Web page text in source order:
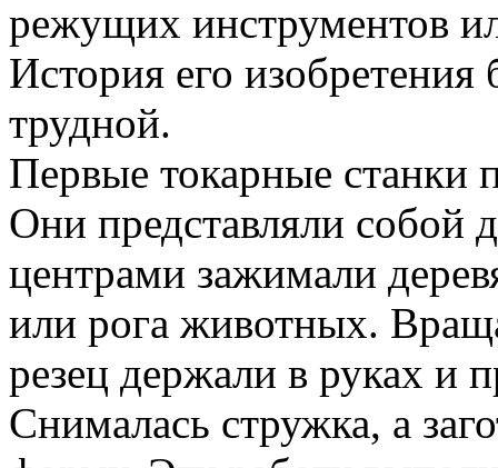
режущих инструментов
История его
трудной.
Первые токарные станки
Они представляли собой
центрами зажимали
или рога животных.
резец держали в руках и
Снималась стружка, а